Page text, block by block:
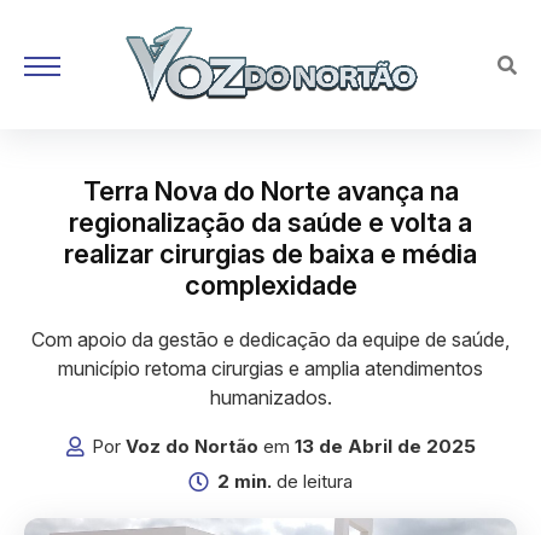
Terra Nova do Norte avança na
regionalização da saúde e volta a
realizar cirurgias de baixa e média
complexidade
Com apoio da gestão e dedicação da equipe de saúde,
município retoma cirurgias e amplia atendimentos
humanizados.
Por Voz do Nortão em 13 de Abril de 2025
2 min. de leitura